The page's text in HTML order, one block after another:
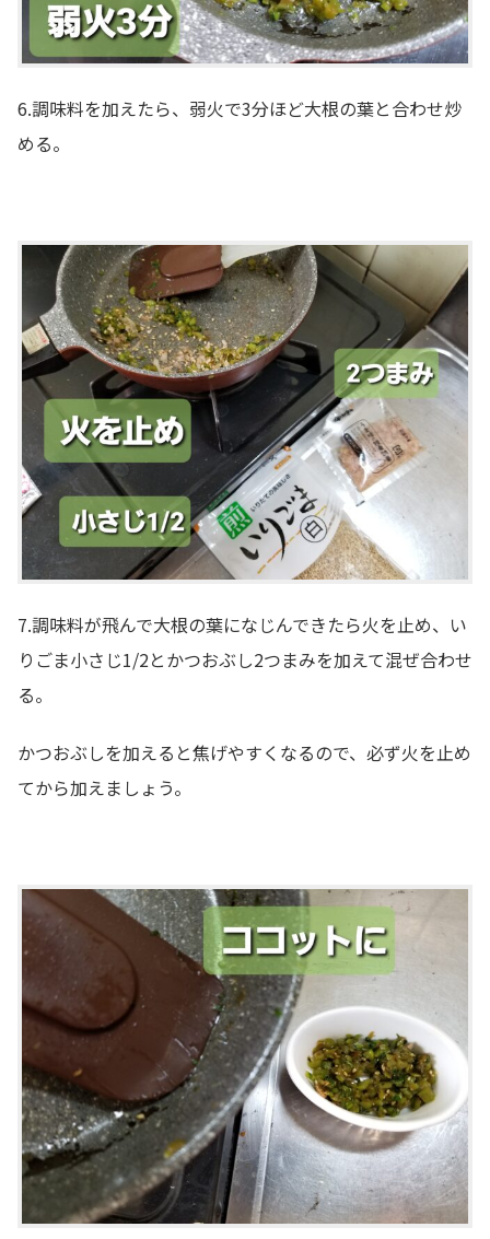
6.調味料を加えたら、弱火で3分ほど大根の葉と合わせ炒
める。
7.調味料が飛んで大根の葉になじんできたら火を止め、い
りごま小さじ1/2とかつおぶし2つまみを加えて混ぜ合わせ
る。
かつおぶしを加えると焦げやすくなるので、必ず火を止め
てから加えましょう。